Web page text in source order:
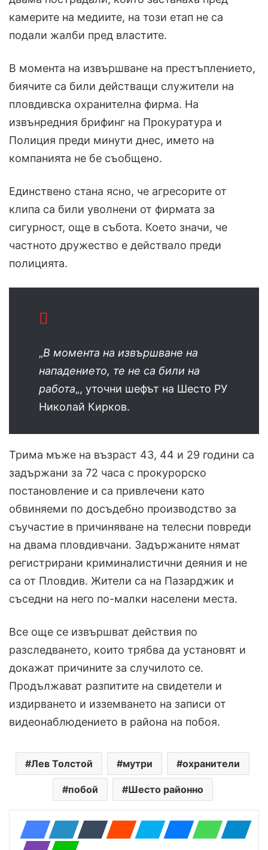
камерите на медиите, на този етап не са
подали жалби пред властите.
В момента на извършване на престъплението,
биячите са били действащи служители на
пловдивска охранителна фирма. На
извънредния брифинг на Прокуратура и
Полиция преди минути днес, името на
компанията не бе съобщено.
Единствено стана ясно, че агресорите от
клипа са били уволнени от фирмата за
сигурност, още в събота. Което значи, че
частното дружество е действало преди
полицията.
„В момента на извършване на
нападението, те не са били на
работа„, уточни шефът на Шесто РУ
Николай Кирков.
Трима мъже на възраст 43, 44 и 29 години са
задържани за 72 часа с прокурорско
постановление и са привлечени като
обвиняеми по досъдебно производство за
съучастие в причиняване на телесни повреди
на двама пловдивчани. Задържаните нямат
регистрирани криминалистични деяния и не
са от Пловдив. Жители са на Пазарджик и
съседни на него по-малки населени места.
Все още се извършват действия по
разследването, които трябва да установят и
докажат причините за случилото се.
Продължават разпитите на свидетели и
издирването и изземването на записи от
видеонаблюдението в района на побоя.
Лев Толстой мутри охранители
побой Шесто районно